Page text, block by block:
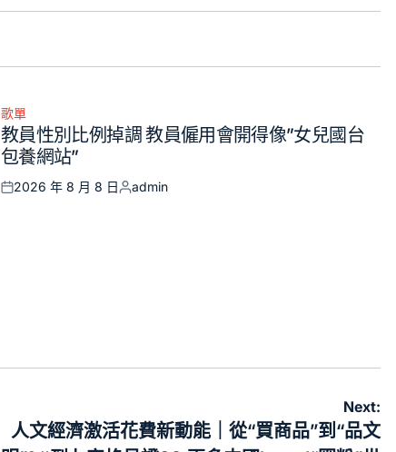
Posted
in
歌單
教員性別比例掉調 教員僱用會開得像”女兒國台
包養網站”
Posted
2026 年 8 月 8 日
Posted
admin
Next:
人文經濟激活花費新動能｜從“買商品”到“品文